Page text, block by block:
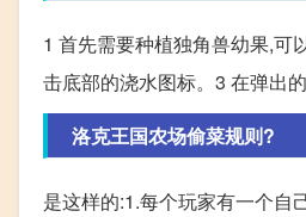
1 首先需要种植独角兽幼果,可
击底部的浇水图标。3 在弹出的
洛克王国农场偷菜规则?
是这样的:1.每个玩家有一个自